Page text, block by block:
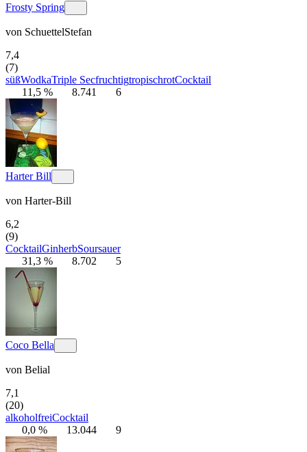
Frosty Spring
von SchuettelStefan
7,4
(7)
süßWodkaTriple SecfruchtigtropischrotCocktail
11,5 %
8.741 6
Harter Bill
von Harter-Bill
6,2
(9)
CocktailGinherbSoursauer
31,3 %
8.702 5
Coco Bella
von Belial
7,1
(20)
alkoholfreiCocktail
0,0 %
13.044 9